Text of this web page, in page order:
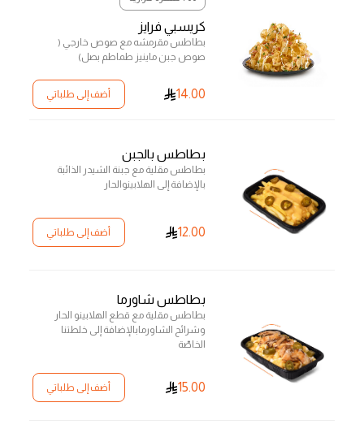
كريسبي فرايز
بطاطس مقرمشه مع صوص خارجي (
صوص جبن ماينيز طماطم بصل)
14.00 أضف إلى طلباتي
بطاطس بالجبن
بطاطس مقلیة مع جبنة الشیدر الذائبة
بالإضافة إلى الھلابینوالحار
12.00 أضف إلى طلباتي
بطاطس شاورما
بطاطس مقلیة مع قطع الھلابینو الحار
وشرائح الشاورمابالإضافة إلى خلطتنا
الخاصّة
15.00 أضف إلى طلباتي